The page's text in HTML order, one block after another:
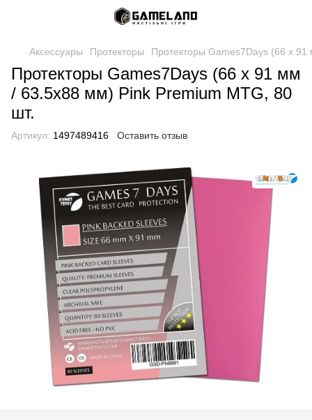
Аксессуары Протекторы Протекторы Games7Days (66 х
Протекторы Games7Days (66 х 91 мм
/ 63.5x88 мм) Pink Premium MTG, 80
шт.
Артикул: 1497489416 Оставить отзыв